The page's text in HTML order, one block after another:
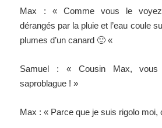
Max : « Comme vous le
dérangés par la pluie et l’eau coule
plumes d’un canard 🙂 «
Samuel : « Cousin Max, vous
saproblague ! »
Max : « Parce que je suis rigolo moi,